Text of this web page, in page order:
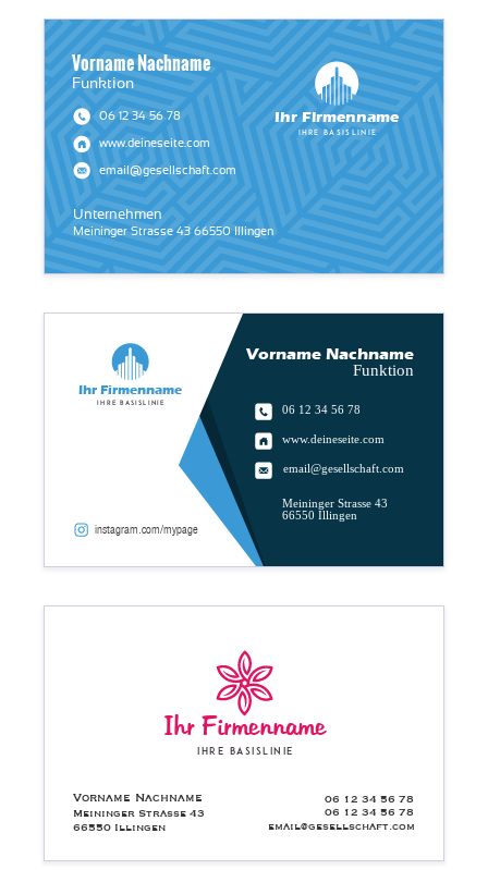
email@gesellschaft.com
Unternehmen
Meininger Strasse 43 66550 Illingen
06 12 34 56 78
www.deineseite.com
Funktion
Vorname Nachname
Ihr Firmenname
Ihre Basislinie
instagram.com/mypage
Meininger Strasse 43
66550 Illingen
www.deineseite.com
email@gesellschaft.com
06 12 34 56 78
Funktion
Vorname Nachname
Ihr Firmenname
Ihre Basislinie
06 12 34 56 78
email@gesellschaft.com
Meininger Strasse 43
66550 Illingen
06 12 34 56 78
Vorname Nachname
Ihr Firmenname
Ihre Basislinie